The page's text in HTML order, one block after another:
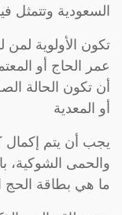
السعودية وتتمثل
تكون الأولوية
أن تكون الحالة
أو المعدية
يجب أن يتم إكمال
والحمى الشوكية،
ما هي بطاقة الحج